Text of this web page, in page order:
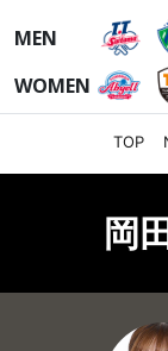
MEN
WOMEN
TOP
岡